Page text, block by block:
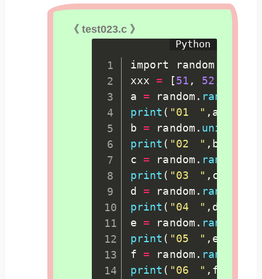
《 test023.c 》
import random
xxx = [51 , 52
a = random . random
print ( "01　" , a
b = random . uniform
print ( "02　" , b
c = random . randrange
print ( "03　" , c
d = random . randint
print ( "04　" , d
e = random . randrange
print ( "05　" , e
f = random . randrange
print ( "06　" , f